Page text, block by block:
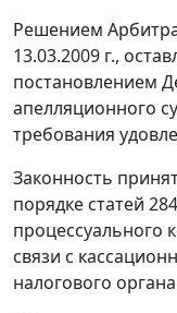
Решением
13.03.2009 г.,
постановлением
апелляционного
требования
Законность
порядке статей 284
процессуального
связи с
налогового